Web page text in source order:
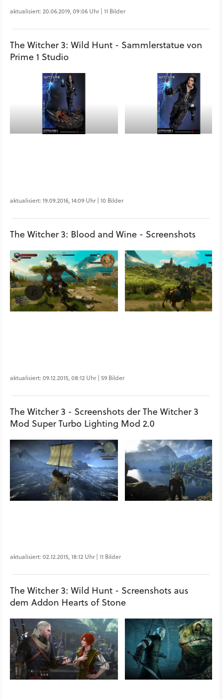
aktualisiert: 20.06.2019, 09:06 Uhr | 11 Bilder
The Witcher 3: Wild Hunt - Sammlerstatue von
Prime 1 Studio
aktualisiert: 19.09.2016, 14:09 Uhr | 10 Bilder
The Witcher 3: Blood and Wine - Screenshots
aktualisiert: 09.12.2015, 08:12 Uhr | 59 Bilder
The Witcher 3 - Screenshots der The Witcher 3
Mod Super Turbo Lighting Mod 2.0
aktualisiert: 02.12.2015, 18:12 Uhr | 11 Bilder
The Witcher 3: Wild Hunt - Screenshots aus
dem Addon Hearts of Stone